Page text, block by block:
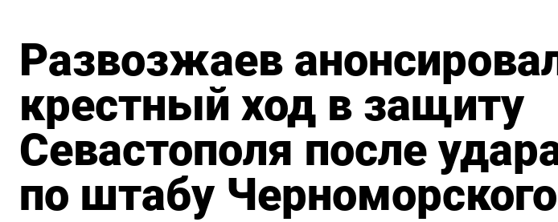
Развозжаев
крестный ход в защиту
Севастополя после
по штабу